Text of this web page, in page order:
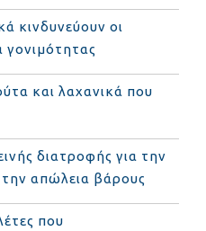
κινδυνεύουν οι
γονιμότητας
και λαχανικά που
διατροφής για την
απώλεια βάρους
που